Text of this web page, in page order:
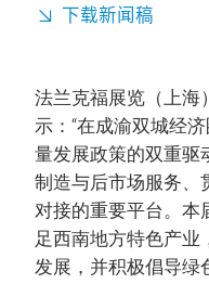
下载新闻稿
法兰克福展览（上海
示：“在成渝双城经
量发展政策的双重驱
制造与后市场服务、
对接的重要平台。本
足西南地方特色产业
发展，并积极倡导绿